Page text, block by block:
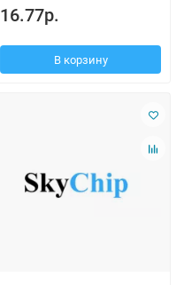
16.77р.
В корзину